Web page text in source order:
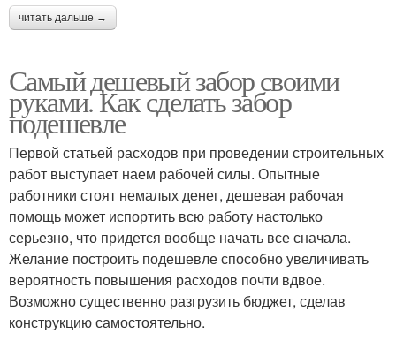
читать дальше →
Самый дешевый забор своими
руками. Как сделать забор
подешевле
Первой статьей расходов при проведении строительных
работ выступает наем рабочей силы. Опытные
работники стоят немалых денег, дешевая рабочая
помощь может испортить всю работу настолько
серьезно, что придется вообще начать все сначала.
Желание построить подешевле способно увеличивать
вероятность повышения расходов почти вдвое.
Возможно существенно разгрузить бюджет, сделав
конструкцию самостоятельно.